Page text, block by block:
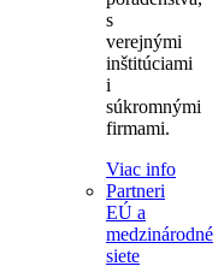
s
verejnými
inštitúciami
i
súkromnými
firmami.
Viac info
Partneri
EÚ a
medzinárodné
siete